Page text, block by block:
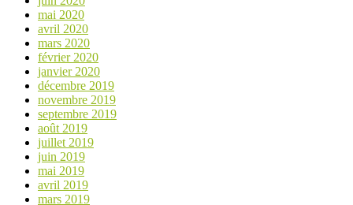
mai 2020
avril 2020
mars 2020
février 2020
janvier 2020
décembre 2019
novembre 2019
septembre 2019
août 2019
juillet 2019
juin 2019
mai 2019
avril 2019
mars 2019